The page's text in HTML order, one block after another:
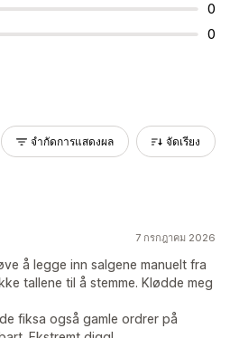
0
0
จำกัดการแสดงผล จัดเรียง
7 กรกฎาคม 2026
å legge inn salgene manuelt fra
tallene til å stemme. Klødde meg
fiksa også gamle ordrer på